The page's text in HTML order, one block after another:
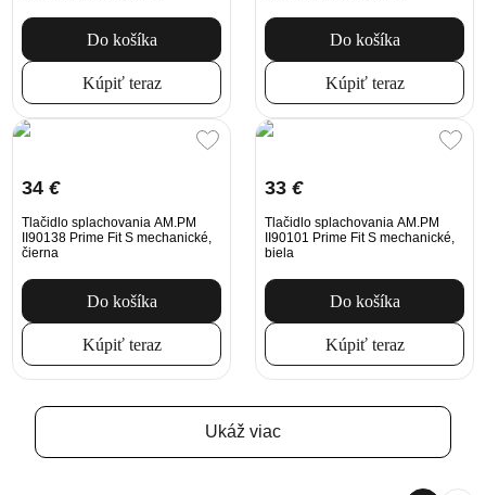
Do košíka
Kúpiť teraz
Do košíka
Kúpiť teraz
34 €
Tlačidlo splachovania AM.PM
II90138 Prime Fit S mechanické,
čierna
Do košíka
Kúpiť teraz
33 €
Tlačidlo splachovania AM.PM
II90101 Prime Fit S mechanické,
biela
Do košíka
Kúpiť teraz
Ukáž viac